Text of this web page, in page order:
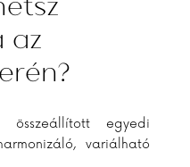
az
összeállított egyedi
variálható